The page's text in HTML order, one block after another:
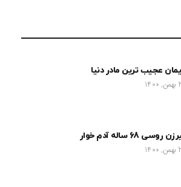
عجیب ترین مادر دنیا
روسی 68 ساله آدم خوار